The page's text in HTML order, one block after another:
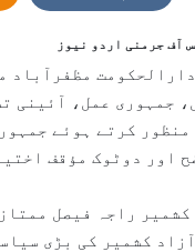
n
m
آف جرمنی اردو نیوز
مظفرآباد
جمہوری عمل، آئینی
کرتے ہوئے
اور دوٹوک مؤقف
راجہ فیصل
آزاد کشمیر کی بڑی